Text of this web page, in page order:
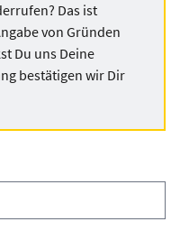
Das ist
von Gründen
Du uns Deine
bestätigen wir Dir